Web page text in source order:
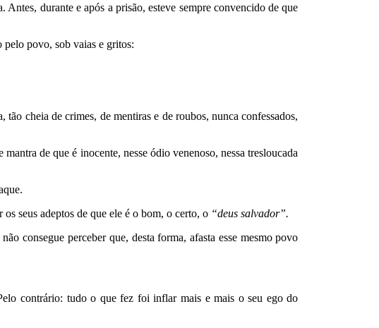
durante e após a prisão, esteve sempre convencido de que
pelo povo, sob vaias e gritos:
cheia de crimes, de mentiras e de roubos, nunca confessados,
de que é inocente, nesse ódio venenoso, nessa tresloucada
seus adeptos de que ele é o bom, o certo, o “deus salvador”.
consegue perceber que, desta forma, afasta esse mesmo povo
contrário: tudo o que fez foi inflar mais e mais o seu ego do